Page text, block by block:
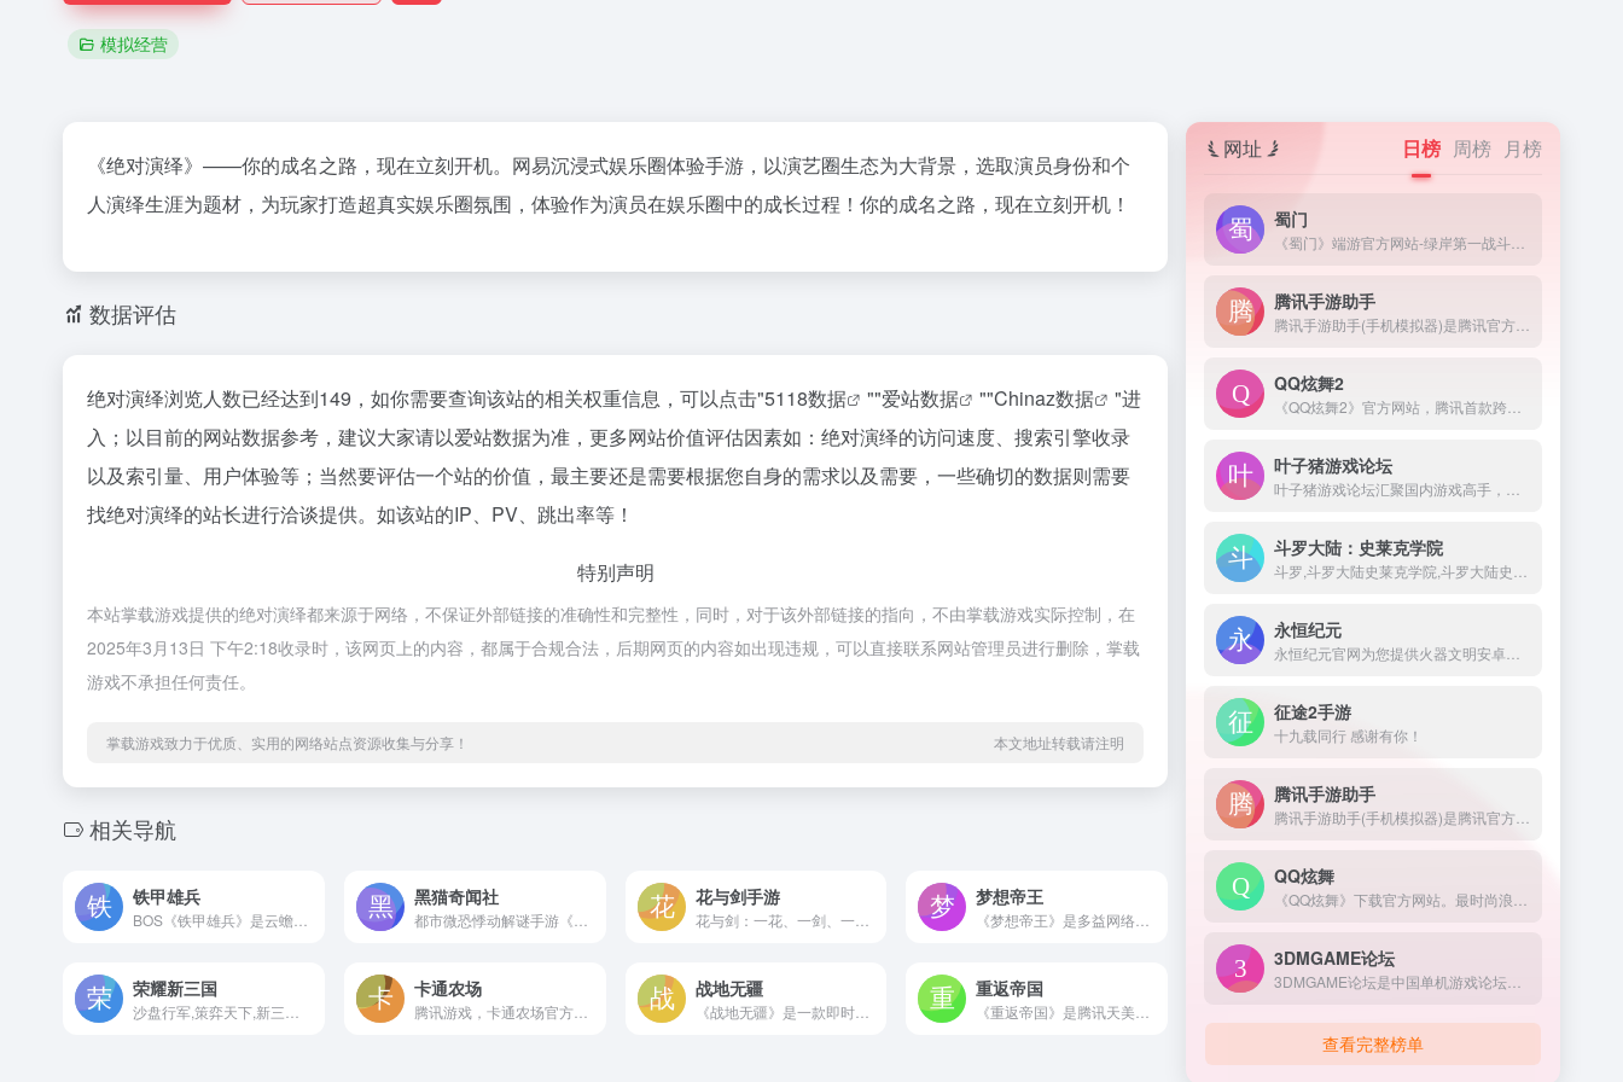
模拟经营
《绝对演绎》——你的成名之路，现在立刻开机。网易沉浸式娱乐圈体验手游，以演艺圈生态为大背景，选取演员身份和个
人演绎生涯为题材，为玩家打造超真实娱乐圈氛围，体验作为演员在娱乐圈中的成长过程！你的成名之路，现在立刻开机！
数据评估
绝对演绎浏览人数已经达到149，如你需要查询该站的相关权重信息，可以点击"5118数据 ""爱站数据 ""Chinaz数据
"进
入；以目前的网站数据参考，建议大家请以爱站数据为准，更多网站价值评估因素如：绝对演绎的访问速度、搜索引擎收录
以及索引量、用户体验等；当然要评估一个站的价值，最主要还是需要根据您自身的需求以及需要，一些确切的数据则需要
找绝对演绎的站长进行洽谈提供。如该站的IP、PV、跳出率等！
特别声明
本站掌载游戏提供的绝对演绎都来源于网络，不保证外部链接的准确性和完整性，同时，对于该外部链接的指向，不由掌载游戏实际控制，在
2025年3月13日 下午2:18收录时，该网页上的内容，都属于合规合法，后期网页的内容如出现违规，可以直接联系网站管理员进行删除，掌载
游戏不承担任何责任。
掌载游戏致力于优质、实用的网络站点资源收集与分享！ 本文地址转载请注明
相关导航
铁甲雄兵 黑猫奇闻社 花与剑手游
花与剑：一花、一剑、一世、一缘。这是在唐朝，这里有一段你的故事。这是一个为你而生、因你而变的武侠世界...
梦想帝王
荣耀新三国 卡通农场
腾讯游戏，卡通农场官方网站
战地无疆
《战地无疆》是一款即时战略写实三国策略手游，玩家可在游戏内经营村庄、扩张领土、称霸一方。
重返帝国
网址 日榜 周榜 月榜
蜀门
腾讯手游助手
QQ炫舞2
叶子猪游戏论坛
斗罗大陆：史莱克学院
永恒纪元
征途2手游
十九载同行 感谢有你！
腾讯手游助手
QQ炫舞
3DMGAME论坛
查看完整榜单